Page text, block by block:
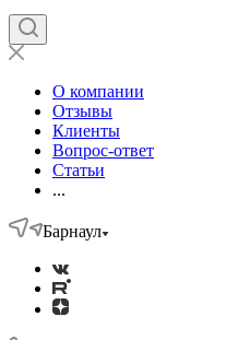
О компании
Отзывы
Клиенты
Вопрос-ответ
Статьи
...
Барнаул